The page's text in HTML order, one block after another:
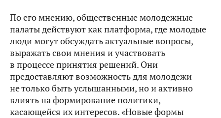
По его мнению, общественные молодежные
палаты действуют как платформа, где молодые
люди могут обсуждать актуальные вопросы,
выражать свои мнения и участвовать
в процессе принятия решений. Они
предоставляют возможность для молодежи
не только быть услышанными, но и активно
влиять на формирование политики,
касающейся их интересов. «Новые формы